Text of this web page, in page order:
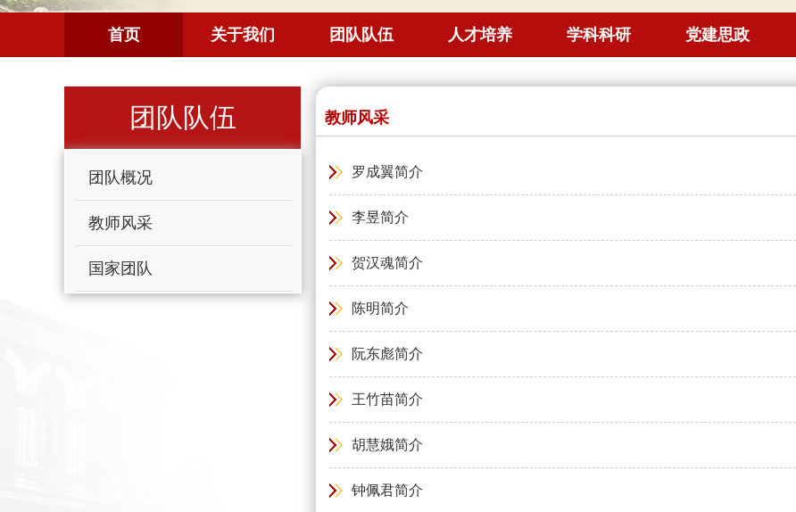
首页 关于我们 团队队伍 人才培养 学科科研 党建思政
团队队伍
团队概况
教师风采
国家团队
教师风采
罗成翼简介
李昱简介
贺汉魂简介
陈明简介
阮东彪简介
王竹苗简介
胡慧娥简介
钟佩君简介